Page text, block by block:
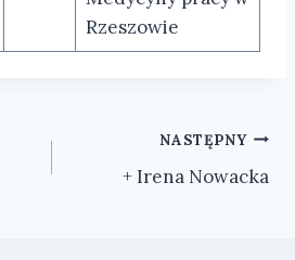
Rzeszowie
NASTĘPNY
+ Irena Nowacka